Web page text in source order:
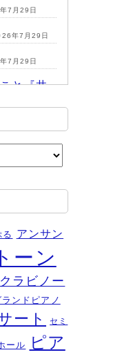
7月29日
年7月29日
7月29日
と『井
年7月14日
ピパでみ
ーンフ
・・・
・・・
る アンサン
ーン
クラビノー
ランドピアノ
ート セミ
ール
ピア